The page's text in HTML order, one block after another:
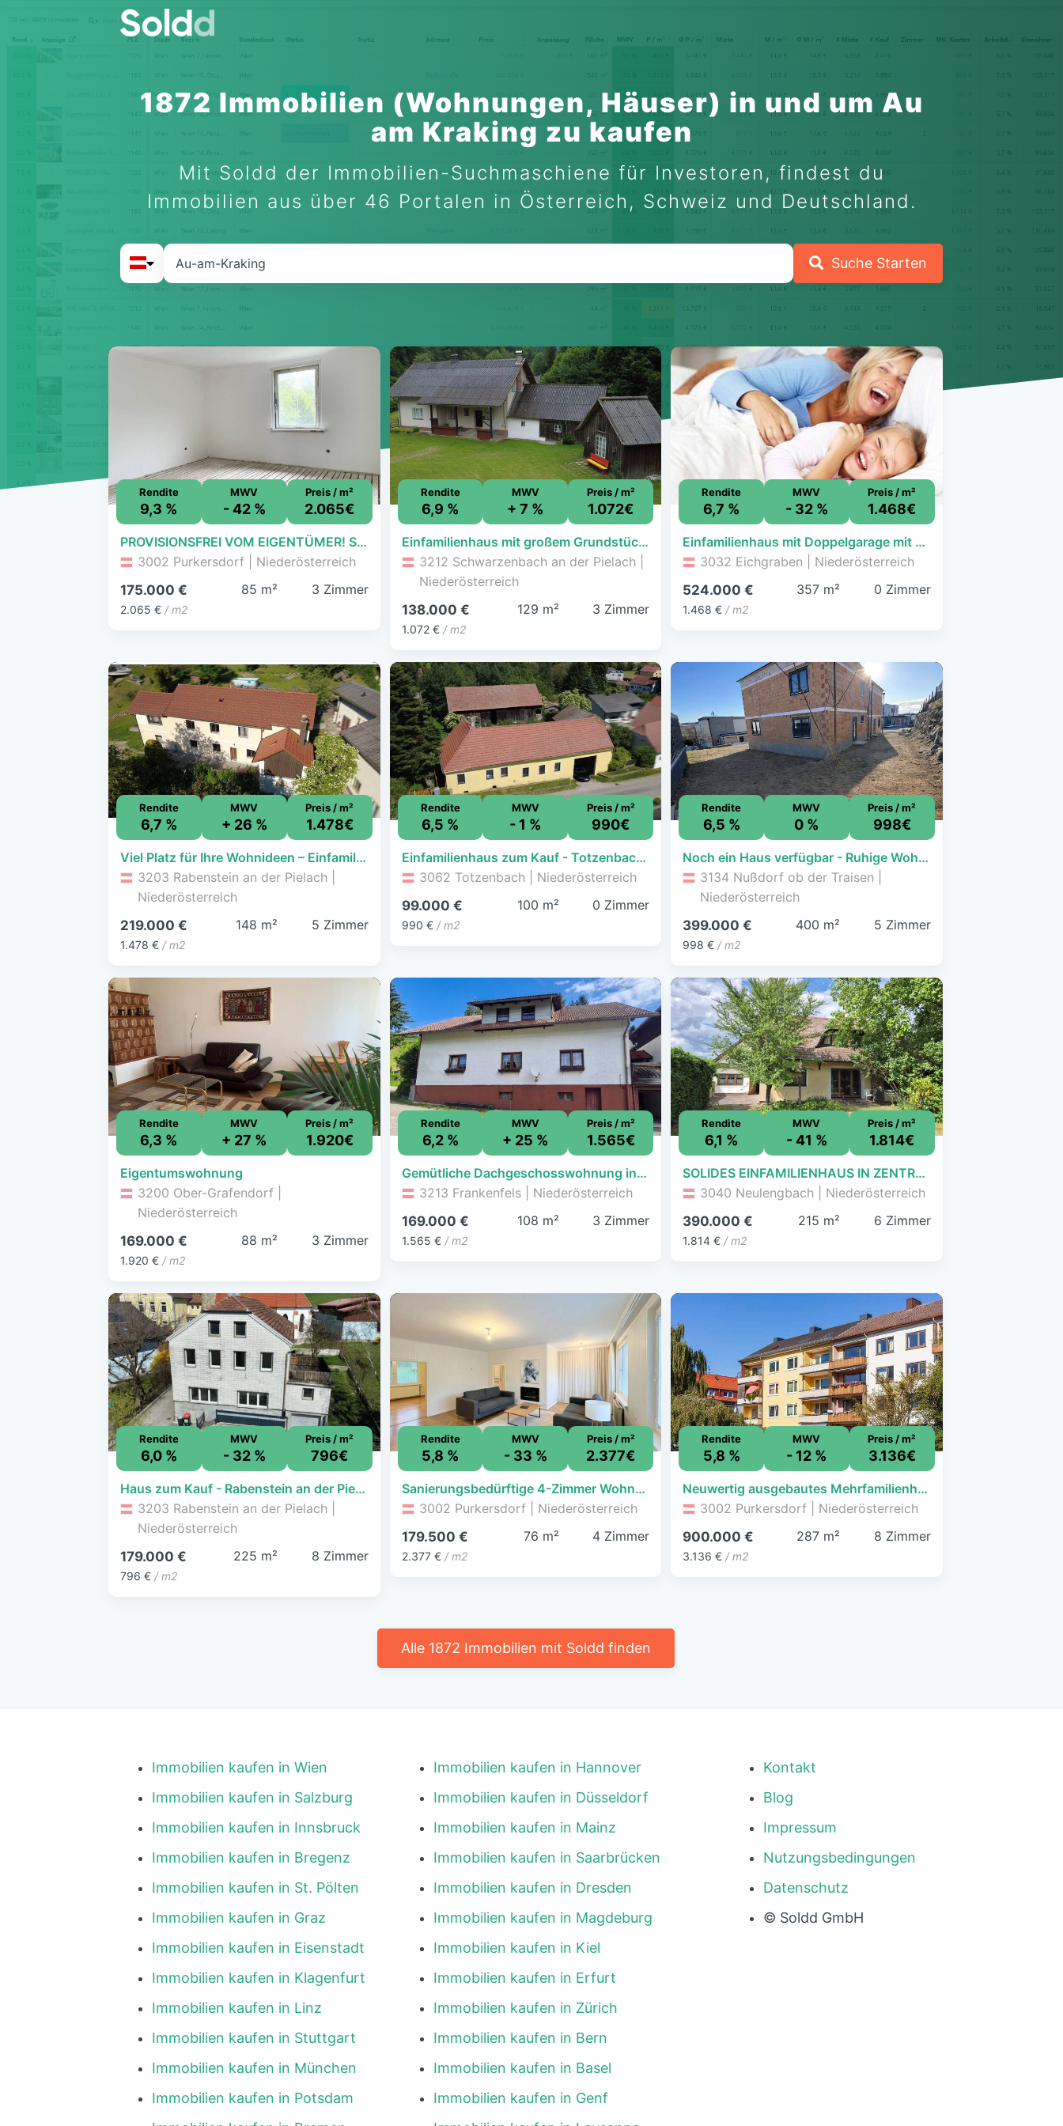
1872 Immobilien (Wohnungen, Häuser) in und um Au
am Kraking zu kaufen
Mit Soldd der Immobilien-Suchmaschiene für Investoren, findest du
Immobilien aus über 46 Portalen in Österreich, Schweiz und Deutschland.
Suche Starten
Rendite
9,3 %
MWV
- 42 %
Preis / m²
2.065€
PROVISIONSFREI VOM EIGENTÜMER! SANIERUNGSBEDÜRFTIGE 3-ZIMMER-WOHNUNG NÄHE PURKERSDORF ZENTRUM!
3002 Purkersdorf | Niederösterreich
175.000 €
2.065 € / m2
85 m² 3 Zimmer
Rendite
6,9 %
MWV
+ 7 %
Preis / m²
1.072€
Einfamilienhaus mit großem Grundstück in naturnaher Lage von Schwarzenbach
3212 Schwarzenbach an der Pielach |
Niederösterreich
138.000 €
1.072 €/ m2
129 m² 3 Zimmer
Rendite
6,7 %
MWV
- 32 %
Preis / m²
1.468€
Einfamilienhaus mit Doppelgarage mit 938 qm Grund
3032 Eichgraben | Niederösterreich
524.000 €
1.468 € / m2
357 m² 0 Zimmer
Rendite
6,7 %
MWV
+ 26 %
Preis / m²
1.478€
Viel Platz für Ihre Wohnideen – Einfamilienhaus in Rabenstein
3203 Rabenstein an der Pielach |
Niederösterreich
219.000 €
1.478 € / m2
148 m² 5 Zimmer
Rendite
6,5 %
MWV
- 1 %
Preis / m²
990€
Einfamilienhaus zum Kauf - Totzenbach - 99.000 € - 100 m², 600 m² Grundstück
3062 Totzenbach | Niederösterreich
99.000 €
990 €/ m2
100 m² 0 Zimmer
Rendite
6,5 %
MWV
0 %
Preis / m²
998€
Noch ein Haus verfügbar - Ruhige Wohnsiedlung - Energieeffiziente Neubau-Doppelhaushälfte
3134 Nußdorf ob der Traisen |
Niederösterreich
399.000 €
998 € / m2
400 m² 5 Zimmer
Rendite
6,3 %
MWV
+ 27 %
Preis / m²
1.920€
Eigentumswohnung
3200 Ober-Grafendorf |
Niederösterreich
169.000 €
1.920 € / m2
88 m² 3 Zimmer
Rendite
6,2 %
MWV
+ 25 %
Preis / m²
1.565€
Gemütliche Dachgeschosswohnung in Frankenfels - Ihr Rückzugsort in den niederösterreichischen Voralpen
3213 Frankenfels | Niederösterreich
169.000 €
1.565 €/ m2
108 m² 3 Zimmer
Rendite
6,1 %
MWV
- 41 %
Preis / m²
1.814€
SOLIDES EINFAMILIENHAUS IN ZENTRUMSNÄHE
3040 Neulengbach | Niederösterreich
390.000 €
1.814 € / m2
215 m² 6 Zimmer
Rendite
6,0 %
MWV
- 32 %
Preis / m²
796€
Haus zum Kauf - Rabenstein an der Pielach - 179.000 € - 8 Zimmer, 225 m², 453 m² Grundstück
3203 Rabenstein an der Pielach |
Niederösterreich
179.000 €
796 € / m2
225 m² 8 Zimmer
Rendite
5,8 %
MWV
- 33 %
Preis / m²
2.377€
Sanierungsbedürftige 4-Zimmer Wohnung in perfekter Kombination aus Stadt und Land!
3002 Purkersdorf | Niederösterreich
179.500 €
2.377 €/ m2
76 m² 4 Zimmer
Rendite
5,8 %
MWV
- 12 %
Preis / m²
3.136€
Neuwertig ausgebautes Mehrfamilienhaus mit 5 Wohnungen
3002 Purkersdorf | Niederösterreich
900.000 €
3.136 € / m2
287 m² 8 Zimmer
Alle 1872 Immobilien mit Soldd finden
Immobilien kaufen in Wien
Immobilien kaufen in Salzburg
Immobilien kaufen in Innsbruck
Immobilien kaufen in Bregenz
Immobilien kaufen in St. Pölten
Immobilien kaufen in Graz
Immobilien kaufen in Eisenstadt
Immobilien kaufen in Klagenfurt
Immobilien kaufen in Linz
Immobilien kaufen in Stuttgart
Immobilien kaufen in München
Immobilien kaufen in Potsdam
Immobilien kaufen in Hannover
Immobilien kaufen in Düsseldorf
Immobilien kaufen in Mainz
Immobilien kaufen in Saarbrücken
Immobilien kaufen in Dresden
Immobilien kaufen in Magdeburg
Immobilien kaufen in Kiel
Immobilien kaufen in Erfurt
Immobilien kaufen in Zürich
Immobilien kaufen in Bern
Immobilien kaufen in Basel
Immobilien kaufen in Genf
Kontakt
Blog
Impressum
Nutzungsbedingungen
Datenschutz
© Soldd GmbH